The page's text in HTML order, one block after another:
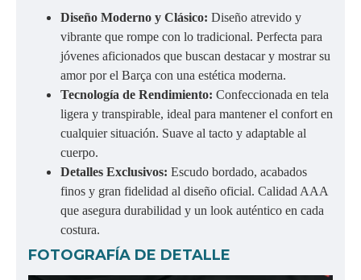
Diseño Moderno y Clásico: Diseño atrevido y
vibrante que rompe con lo tradicional. Perfecta para
jóvenes aficionados que buscan destacar y mostrar su
amor por el Barça con una estética moderna.
Tecnología de Rendimiento: Confeccionada en tela
ligera y transpirable, ideal para mantener el confort en
cualquier situación. Suave al tacto y adaptable al
cuerpo.
Detalles Exclusivos: Escudo bordado, acabados
finos y gran fidelidad al diseño oficial. Calidad AAA
que asegura durabilidad y un look auténtico en cada
costura.
FOTOGRAFÍA DE DETALLE